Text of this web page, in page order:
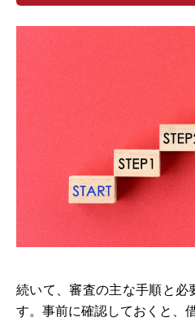
続いて、審査の主な手順と必
す。事前に確認しておくと、